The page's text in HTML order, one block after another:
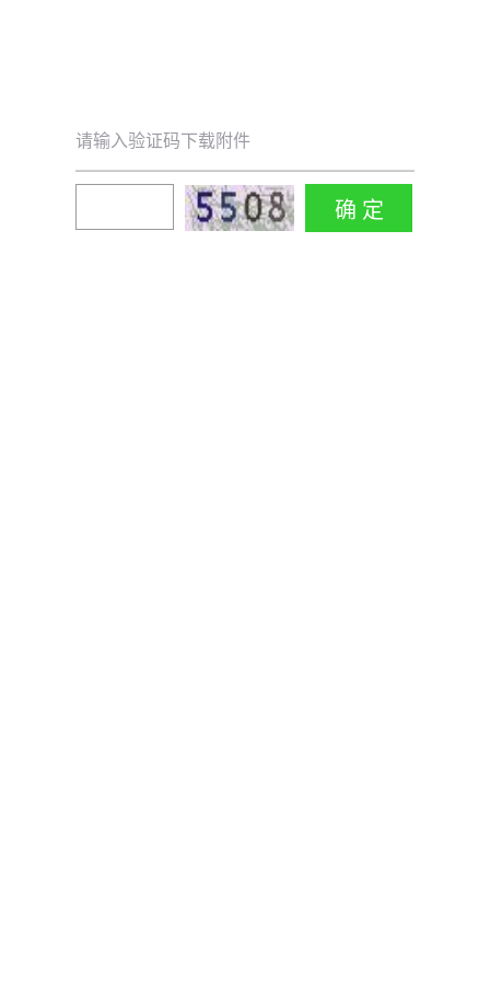
请输入验证码下载附件